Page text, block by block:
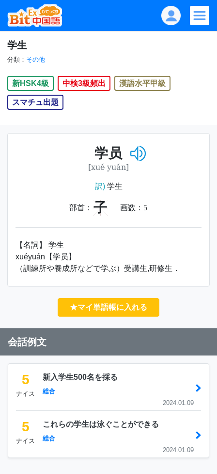
学生
分類： その他
新HSK4級 中検3級頻出 漢語水平甲級
スマチュ出題
学员
[xué yuán]
訳)学生
部首： 子 画数： 5
【名詞】 学生
xuéyuán【学员】
（訓練所や養成所などで学ぶ）受講生,研修生．
★マイ単語帳に入れる
会話例文
5
ナイス
新入学生500名を採る
総合
2024.01.09
5
ナイス
これらの学生は泳ぐことができる
総合
2024.01.09